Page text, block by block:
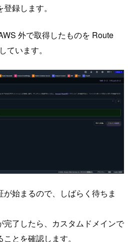
録します。
外で取得したものを Route
ています。
始まるので、しばらく待ちま
完了したら、カスタムドメインで
とを確認します。